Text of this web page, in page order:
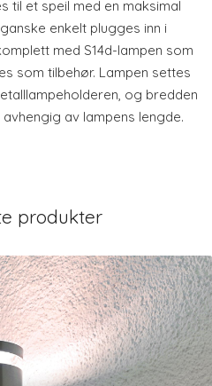
til et speil med en maksimal
enkelt plugges inn i
med S14d-lampen som
som tilbehør. Lampen settes
og bredden
av lampens lengde.
produkter